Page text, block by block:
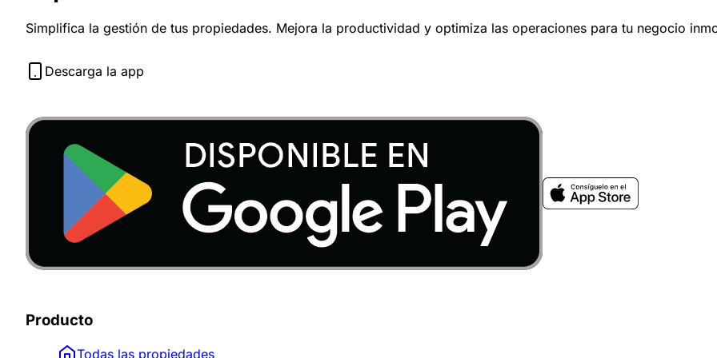
Simplifica la gestión de tus propiedades. Mejora la productividad y optimiza las operaciones para tu negocio
Descarga la app
Producto
Todas las propiedades